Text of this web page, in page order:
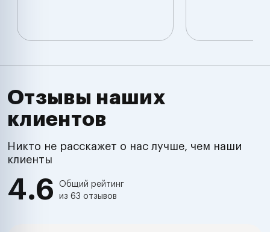
Отзывы наших
клиентов
Никто не расскажет о нас лучше, чем наши
клиенты
4.6
Общий рейтинг
из 63 отзывов